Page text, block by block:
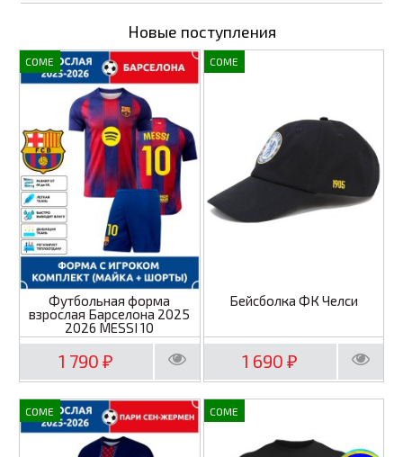
Новые поступления
COME
Футбольная форма
взрослая Барселона 2025
2026 MESSI 10
1 790₽
COME
Бейсболка ФК Челси
1 690₽
COME COME